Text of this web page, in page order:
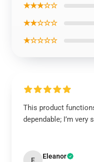
★★★☆☆
★★☆☆☆
★☆☆☆☆
This product
dependable; I’m very
E Eleanor